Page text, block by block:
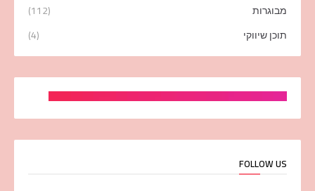
מבוגרות
(112)
תוכן שיווקי
(4)
FOLLOW US